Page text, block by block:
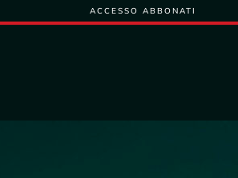
ACCESSO ABBONATI